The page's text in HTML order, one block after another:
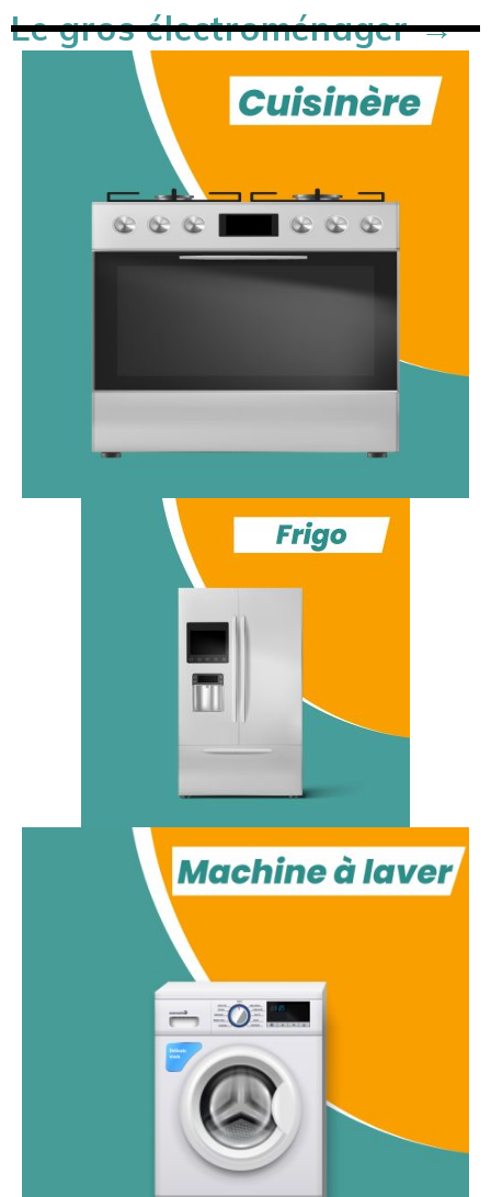
Le gros électroménager →